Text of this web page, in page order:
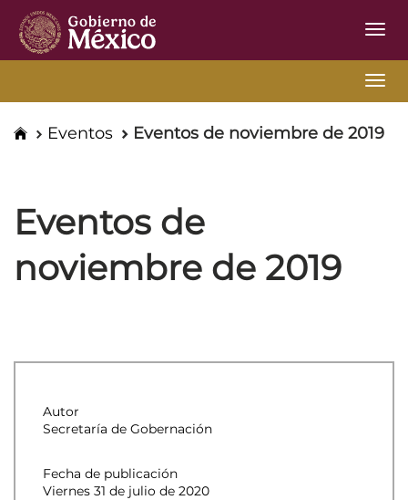
Externa
UASJ
InicioEventos Eventos de noviembre de 2019
Eventos de
noviembre de 2019
Autor
Secretaría de Gobernación
Fecha de publicación
Viernes 31 de julio de 2020